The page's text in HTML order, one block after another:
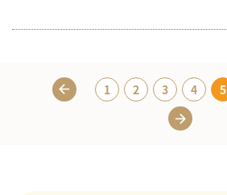
1 2 3 4 5